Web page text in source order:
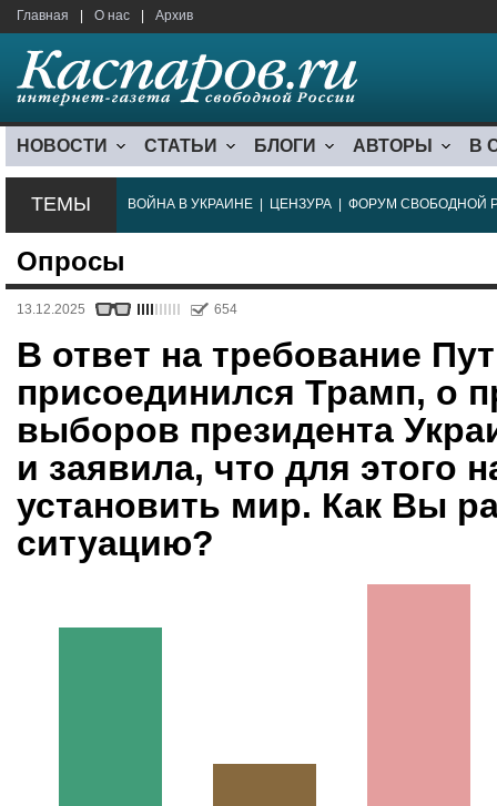
Главная О нас Архив
НОВОСТИ СТАТЬИ БЛОГИ АВТОРЫ В
ТЕМЫ ВОЙНА В УКРАИНЕ ЦЕНЗУРА ФОРУМ СВОБОДНОЙ
Опросы
13.12.2025 654
В ответ на требование
присоединился Трамп, о
выборов президента
и заявила, что для этого
установить мир. Как Вы
ситуацию?